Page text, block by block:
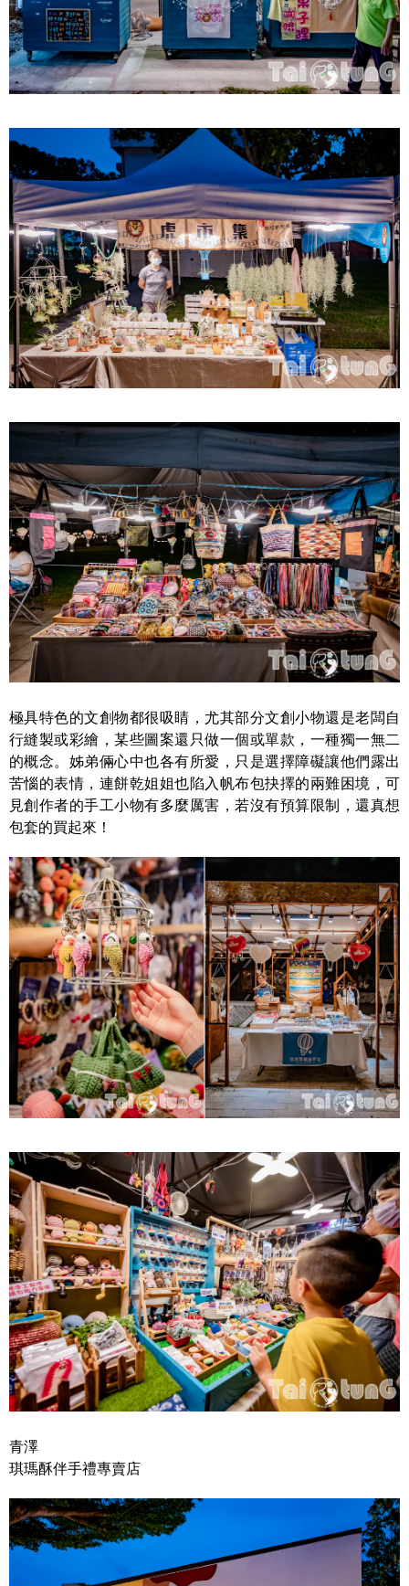
極具特色的文創物都很吸睛，尤其部分文創小物還是老闆自
行縫製或彩繪，某些圖案還只做一個或單款，一種獨一無二
的概念。姊弟倆心中也各有所愛，只是選擇障礙讓他們露出
苦惱的表情，連餅乾姐姐也陷入帆布包抉擇的兩難困境，可
見創作者的手工小物有多麼厲害，若沒有預算限制，還真想
包套的買起來！
青澤
琪瑪酥伴手禮專賣店